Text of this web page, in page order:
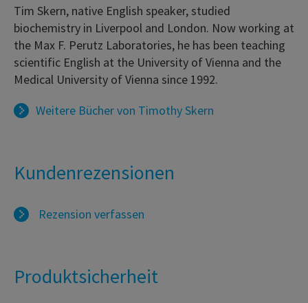
Tim Skern, native English speaker, studied
biochemistry in Liverpool and London. Now working at
the Max F. Perutz Laboratories, he has been teaching
scientific English at the University of Vienna and the
Medical University of Vienna since 1992.
Weitere Bücher von Timothy Skern
Kundenrezensionen
Rezension verfassen
Produktsicherheit